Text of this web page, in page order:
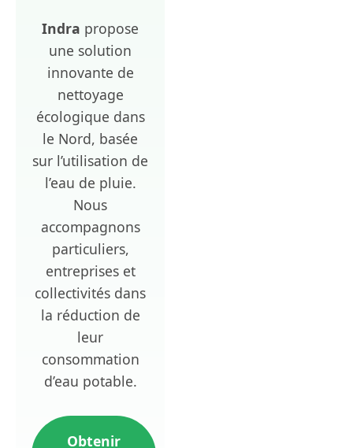
Indra propose
une solution
innovante de
nettoyage
écologique dans
le Nord, basée
sur l’utilisation de
l’eau de pluie.
Nous
accompagnons
particuliers,
entreprises et
collectivités dans
la réduction de
leur
consommation
d’eau potable.
Obtenir